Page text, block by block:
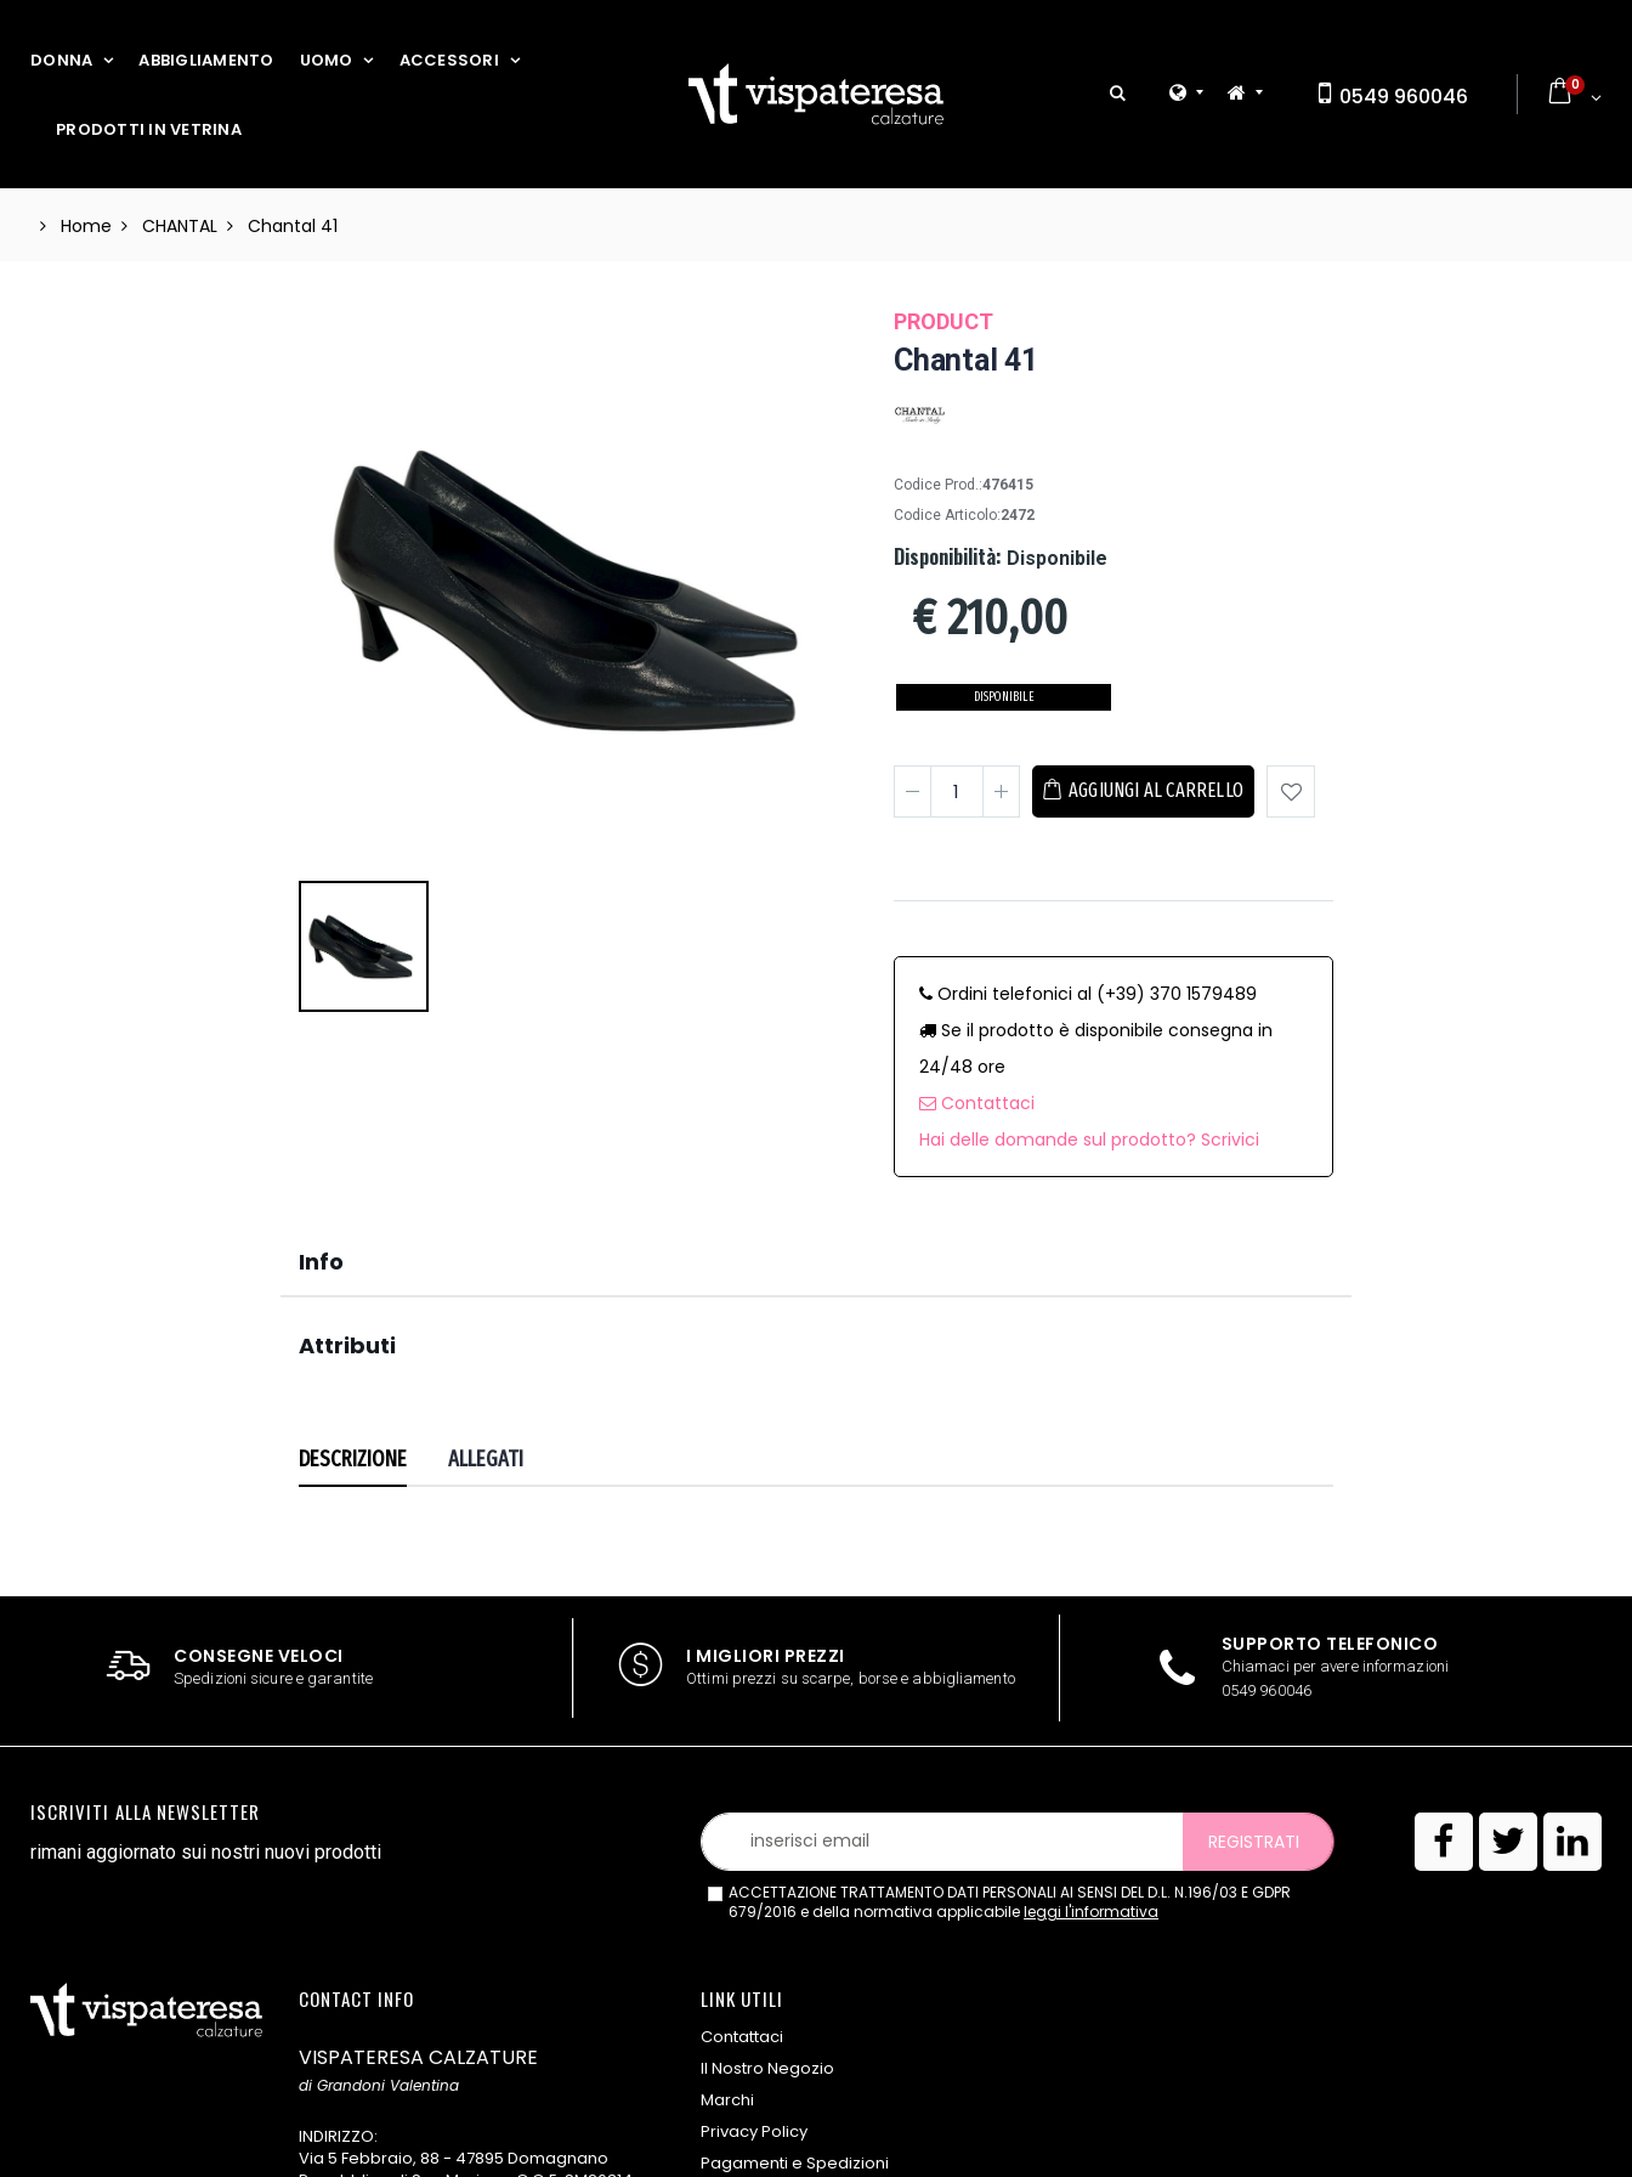
DONNA ABBIGLIAMENTO UOMO ACCESSORI
PRODOTTI IN VETRINA
0549 960046 0
Home CHANTAL Chantal 41
PRODUCT
Chantal 41
Codice Prod.:476415
Codice Articolo:2472
Disponibilità: Disponibile
€210,00
DISPONIBILE
AGGIUNGI AL CARRELLO
Ordini telefonici al (+39) 370 1579489
Se il prodotto è disponibile consegna in
24/48 ore
Contattaci
Hai delle domande sul prodotto? Scrivici
Info
Attributi
DESCRIZIONE ALLEGATI
CONSEGNE VELOCI
Spedizioni sicure e garantite
I MIGLIORI PREZZI
Ottimi prezzi su scarpe, borse e abbigliamento
SUPPORTO TELEFONICO
Chiamaci per avere informazioni
0549 960046
ISCRIVITI ALLA NEWSLETTER
rimani aggiornato sui nostri nuovi prodotti REGISTRATI
ACCETTAZIONE TRATTAMENTO DATI PERSONALI AI SENSI DEL D.L. N.196/03 E GDPR
679/2016 e della normativa applicabileleggi l'informativa
CONTACT INFO
VISPATERESA CALZATURE
di Grandoni Valentina
INDIRIZZO:
Via 5 Febbraio, 88 - 47895 Domagnano
LINK UTILI
Contattaci
Il Nostro Negozio
Marchi
Privacy Policy
Pagamenti e Spedizioni